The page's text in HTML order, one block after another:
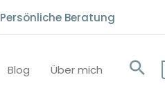
Persönliche Beratung
Blog Über mich